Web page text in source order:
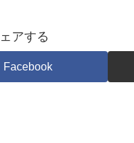
アする
Facebook